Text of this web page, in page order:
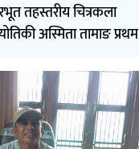
तहस्तरीय चित्रकला
अस्मिता तामाङ प्रथम